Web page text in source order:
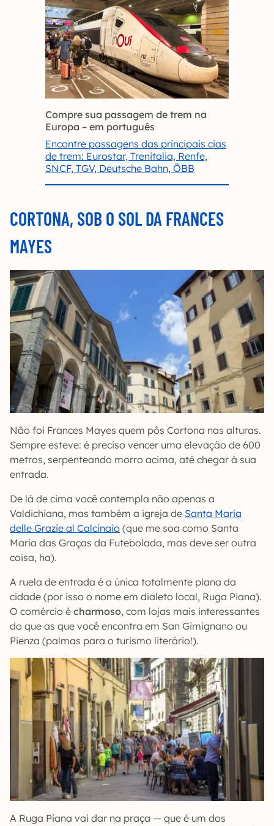
Compre sua passagem de trem na
Europa – em português
Encontre passagens das principais cias
de trem: Eurostar, Trenitalia, Renfe,
SNCF, TGV, Deutsche Bahn, ÖBB
CORTONA, SOB O SOL DA FRANCES
MAYES
Não foi Frances Mayes quem pôs Cortona nas alturas.
Sempre esteve: é preciso vencer uma elevação de 600
metros, serpenteando morro acima, até chegar à sua
entrada.
De lá de cima você contempla não apenas a
Valdichiana, mas também a igreja de Santa Maria
delle Grazie al Calcinaio (que me soa como Santa
Maria das Graças da Futebolada, mas deve ser outra
coisa, ha).
A ruela de entrada é a única totalmente plana da
cidade (por isso o nome em dialeto local, Ruga Piana).
O comércio é charmoso, com lojas mais interessantes
do que as que você encontra em San Gimignano ou
Pienza (palmas para o turismo literário!).
A Ruga Piana vai dar na praça — que é um dos